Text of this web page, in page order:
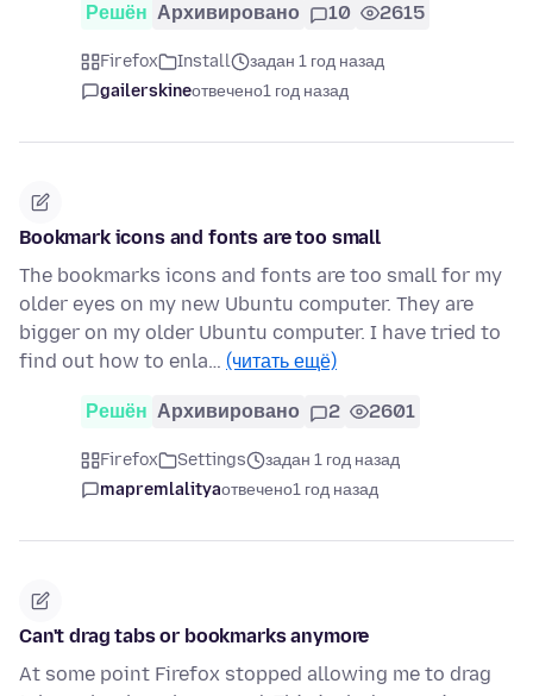
Решён Архивировано 10 2615
Firefox Install
задан 1 год назад
gailerskineотвечено1 год назад
Bookmark icons and fonts are too small
The bookmarks icons and fonts are too small for my
older eyes on my new Ubuntu computer. They are
bigger on my older Ubuntu computer. I have tried to
find out how to enla… (читать ещё)
Решён Архивировано 2 2601
Firefox Settings
задан 1 год назад
mapremlalityaотвечено1 год назад
Can't drag tabs or bookmarks anymore
At some point Firefox stopped allowing me to drag